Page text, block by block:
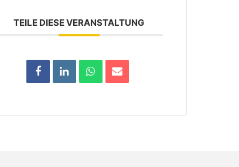
TEILE DIESE VERANSTALTUNG